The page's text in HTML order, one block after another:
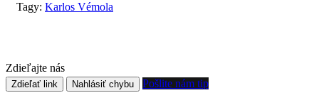
Tagy: Karlos Vémola
Zdieľajte nás
Zdieľať link Nahlásiť chybu Pošlite nám tip